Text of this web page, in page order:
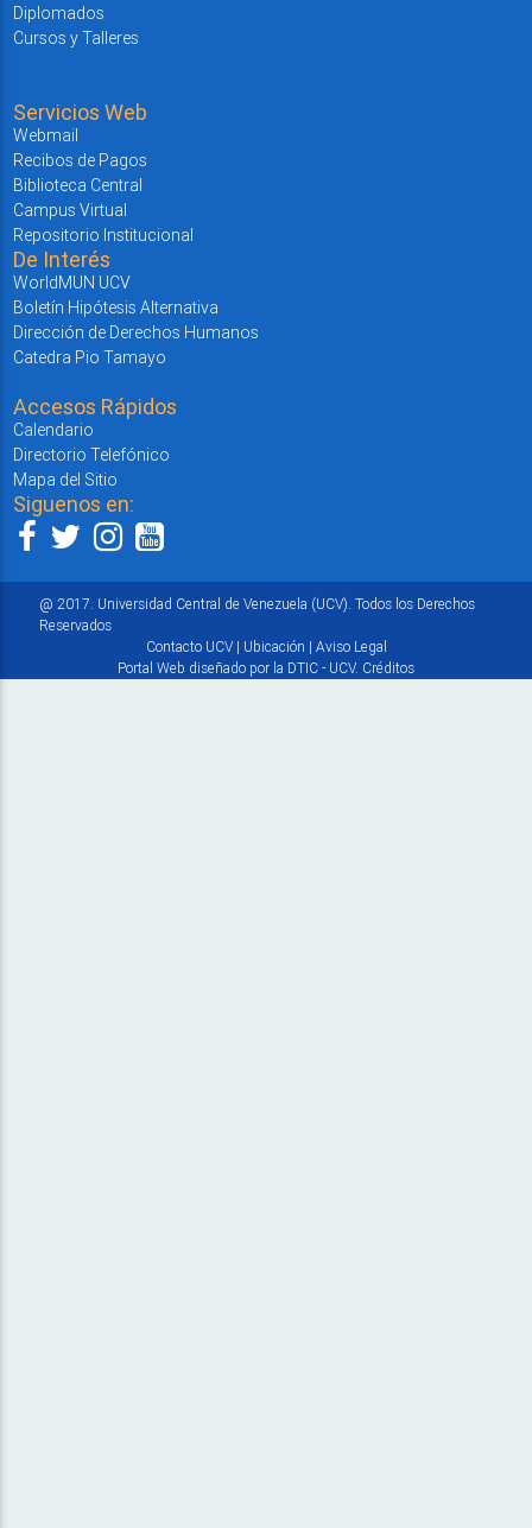
Diplomados
Cursos y Talleres
Servicios Web
Webmail
Recibos de Pagos
Biblioteca Central
Campus Virtual
Repositorio Institucional
De Interés
WorldMUN UCV
Boletín Hipótesis Alternativa
Dirección de Derechos Humanos
Catedra Pio Tamayo
Accesos Rápidos
Calendario
Directorio Telefónico
Mapa del Sitio
Siguenos en:
@ 2017. Universidad Central de Venezuela (UCV). Todos los Derechos
Reservados
Contacto UCV| Ubicación | Aviso Legal
Portal Web diseñado por la DTIC - UCV. Créditos